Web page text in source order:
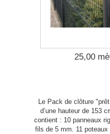
25,00
Le Pack de clôture
d’une hauteur de 153
contient : 10 panneaux
fils de 5 mm. 11